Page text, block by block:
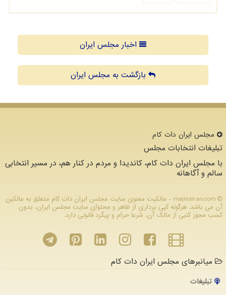
اخبار مجلس ایران
بازگشت به مجلس ایران
مجلس ایران دات كام
تبلیغات انتخابات مجلس
با مجلس ایران دات کام، کاندیدا و مردم در کنار هم، در مسیر انتخابی
سالم و آگاهانه
majlesiran.com - مالکیت معنوی سایت مجلس ایران دات كام متعلق به مالکین
آن می باشد. هرگونه کپی برداری از ظاهر و محتوای سایت مجلس ایران، بدون
کسب مجوز کتبی از مالک آن، شرعا حرام و پیگرد قانونی دارد.
میانبرهای مجلس ایران دات کام
تبلیغات